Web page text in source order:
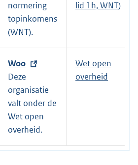
e
l
i
n
k
:
normering
topinkomens
(WNT).
lid 1h, WNT)
E
x
t
e
r
n
e
Woo
Deze
organisatie
valt onder de
Wet open
overheid.
Wet open
overheid